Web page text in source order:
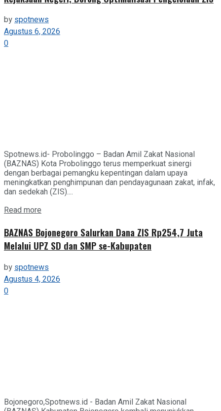
byspotnews
Agustus 6, 2026
0
Spotnews.id- Probolinggo – Badan Amil Zakat Nasional
(BAZNAS) Kota Probolinggo terus memperkuat sinergi
dengan berbagai pemangku kepentingan dalam upaya
meningkatkan penghimpunan dan pendayagunaan zakat, infak,
dan sedekah (ZIS)....
Read more
BAZNAS Bojonegoro Salurkan Dana ZIS Rp254,7 Juta
Melalui UPZ SD dan SMP se-Kabupaten
by spotnews
Agustus 4, 2026
0
Bojonegoro,Spotnews.id - Badan Amil Zakat Nasional